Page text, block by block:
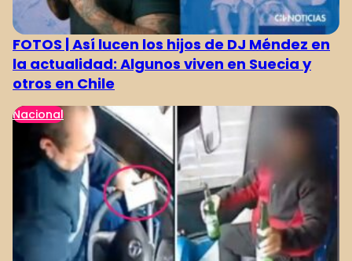
FOTOS | Así lucen los hijos de DJ Méndez en
la actualidad: Algunos viven en Suecia y
otros en Chile
Nacional